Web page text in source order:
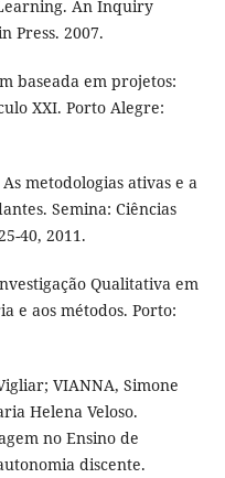
An Inquiry
Press. 2007.
baseada em projetos:
XXI. Porto Alegre:
metodologias ativas e a
Semina: Ciências
40, 2011.
Qualitativa em
e aos métodos. Porto:
VIANNA, Simone
Helena Veloso.
no Ensino de
discente.